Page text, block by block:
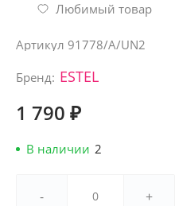
Любимый товар
Артикул 91778/A/UN2
Бренд: ESTEL
1 790 ₽
В наличии 2
- +